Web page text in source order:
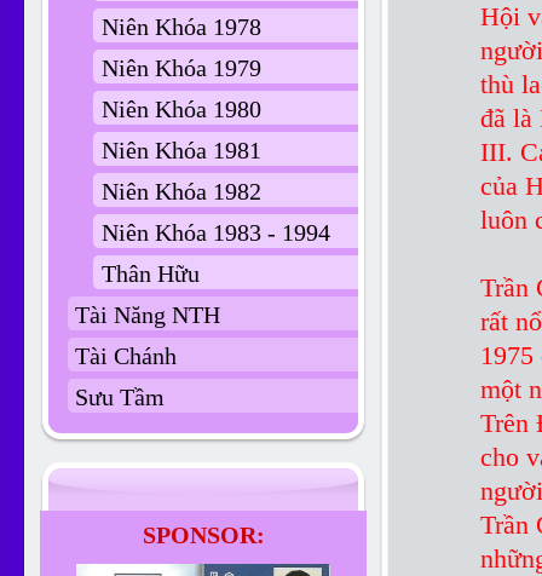
Hội
thù
đã là
III.
của
luôn
Trần
rất
một
Trên
cho
Trần
Niên Khóa 1978
Niên Khóa 1979
Niên Khóa 1980
Niên Khóa 1981
Niên Khóa 1982
Niên Khóa 1983 - 1994
Thân Hữu
Tài Năng NTH
Tài Chánh
Sưu Tầm
SPONSOR: